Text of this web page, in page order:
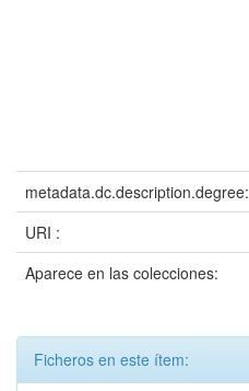
metadata.dc.description.degree:
URI :
Aparece en las colecciones:
Ficheros en este ítem: